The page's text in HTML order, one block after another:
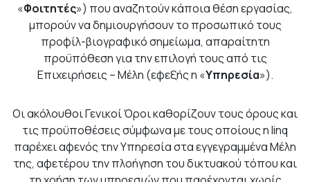
«Φοιτητές») που αναζητούν κάποια θέση εργασίας,
μπορούν να δημιουργήσουν το προσωπικό τους
προφίλ-βιογραφικό σημείωμα, απαραίτητη
προϋπόθεση για την επιλογή τους από τις
Επιχειρήσεις – Μέλη (εφεξής η «Υπηρεσία»).
Oι ακόλουθοι Γενικοί Όροι καθορίζουν τους όρους και
τις προϋποθέσεις σύμφωνα με τους οποίους η linq
παρέχει αφενός την Υπηρεσία στα εγγεγραμμένα Μέλη
της, αφετέρου την πλοήγηση του δικτυακού τόπου και